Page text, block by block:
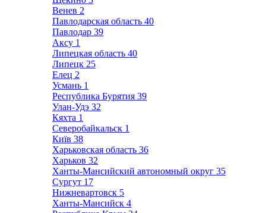
Венев 2
Павлодарская область 40
Павлодар 39
Аксу 1
Липецкая область 40
Липецк 25
Елец 2
Усмань 1
Республика Бурятия 39
Улан-Удэ 32
Кяхта 1
Северобайкальск 1
Київ 38
Харьковская область 36
Харьков 32
Ханты-Мансийский автономный округ 35
Сургут 17
Нижневартовск 5
Ханты-Мансийск 4